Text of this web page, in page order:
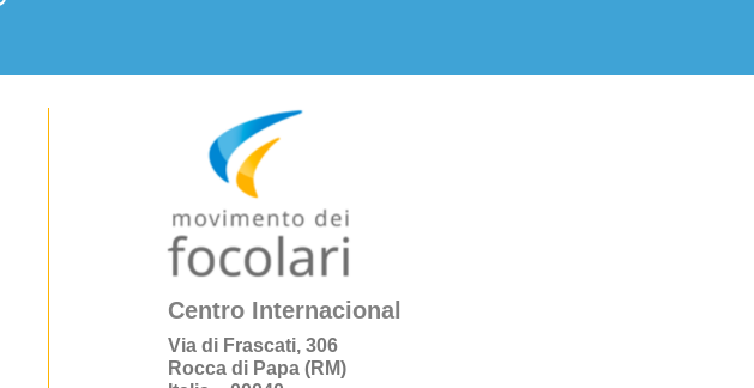
Centro Internacional
Via di Frascati, 306
Rocca di Papa (RM)